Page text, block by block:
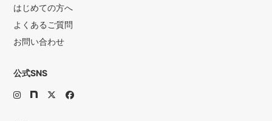
はじめての方へ
よくあるご質問
お問い合わせ
公式SNS